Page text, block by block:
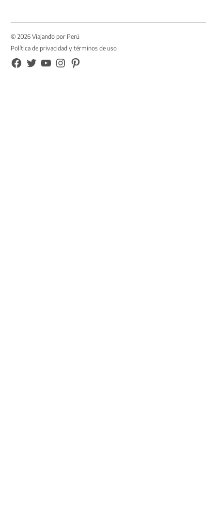
© 2026 Viajando por Perú
Política de privacidad y términos de uso
FB
TW YouTubeInstagramPinterest